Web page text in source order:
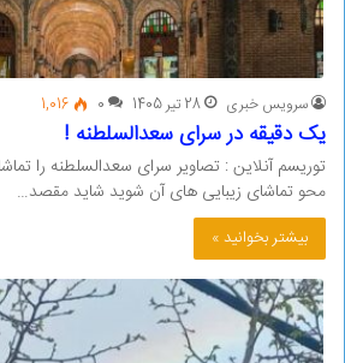
سرویس خبری 28 تیر 1405 0
1,016
یک دقیقه در سرای سعدالسلطنه !
توریسم آنلاین : تصاویر سرای سعدالسلطنه را
محو تماشای زیبایی های آن شوید شاید مقصد…
بیشتر بخوانید »